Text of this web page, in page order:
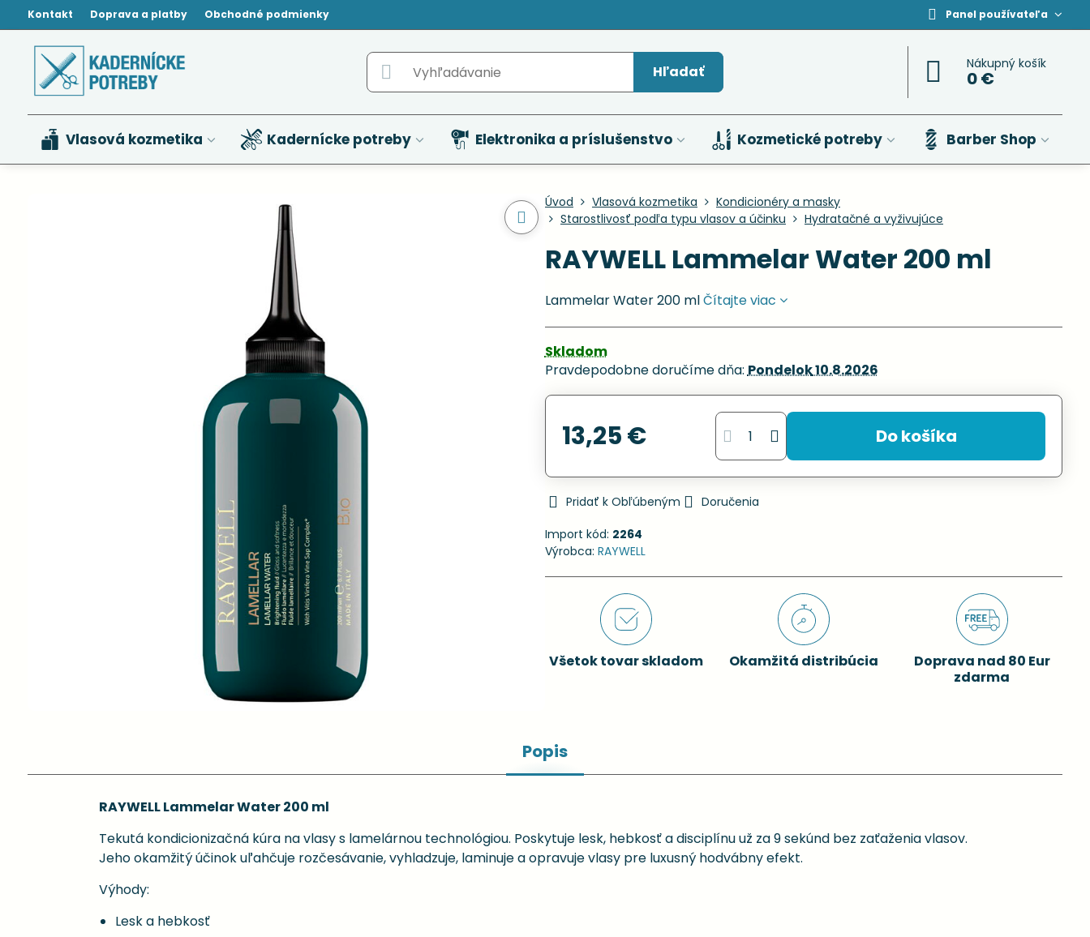
Kontakt Doprava a platby Obchodné podmienky Panel používateľa
Hľadať Nákupný košík
0 €
Vlasová kozmetika Kadernícke potreby Elektronika a príslušenstvo Kozmetické potreby Barber Shop
Úvod Vlasová kozmetika
Kondicionéry a masky
Starostlivosť podľa typu vlasov a účinku
Hydratačné a vyživujúce
RAYWELL Lammelar Water 200 ml
Lammelar Water 200 mlČítajte viac
Skladom
Pravdepodobne doručíme dňa:Pondelok10.8.2026
13,25 € Do košíka
Pridať k Obľúbeným
Doručenia
Import kód: 2264
Výrobca: RAYWELL
Všetok tovar skladom Okamžitá distribúcia
Doprava nad 80 Eur
zdarma
Popis
RAYWELL Lammelar Water 200 ml
Tekutá kondicionizačná kúra na vlasy s lamelárnou technológiou. Poskytuje lesk, hebkosť a disciplínu už za 9 sekúnd bez zaťaženia vlasov.
Jeho okamžitý účinok uľahčuje rozčesávanie, vyhladzuje, laminuje a opravuje vlasy pre luxusný hodvábny efekt.
Výhody:
Lesk a hebkosť